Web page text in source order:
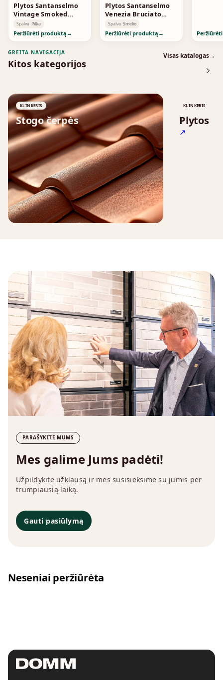
Plytos Santanselmo
Vintage Smoked
Standard
Spalva Pilka
Peržiūrėti produktą →
Plytos Santanselmo
Venezia Bruciato
Smoked
Spalva Smėlio
Peržiūrėti produktą →
GREITA NAVIGACIJA
Kitos kategorijos
Visas katalogas→
KLINKERIS
Stogo čerpės
↗
KLINKERIS
Plytos
↗
PARAŠYKITE MUMS
Mes galime Jums padėti!
Užpildykite užklausą ir mes susisieksime su jumis per
trumpiausią laiką.
Gauti pasiūlymą
Neseniai peržiūrėta